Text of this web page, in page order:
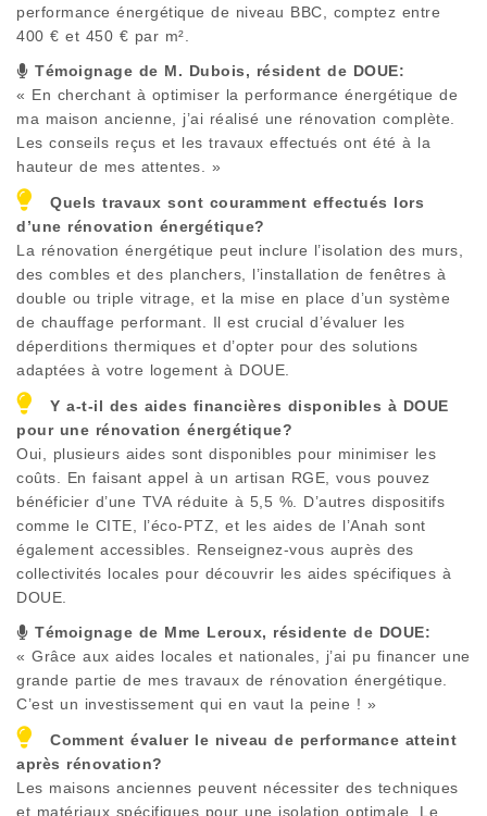
performance énergétique de niveau BBC, comptez entre
400 € et 450 € par m².
Témoignage de M. Dubois, résident de DOUE:
« En cherchant à optimiser la performance énergétique de
ma maison ancienne, j’ai réalisé une rénovation complète.
Les conseils reçus et les travaux effectués ont été à la
hauteur de mes attentes. »
Quels travaux sont couramment effectués lors
d’une rénovation énergétique?
La rénovation énergétique peut inclure l’isolation des murs,
des combles et des planchers, l’installation de fenêtres à
double ou triple vitrage, et la mise en place d’un système
de chauffage performant. Il est crucial d’évaluer les
déperditions thermiques et d’opter pour des solutions
adaptées à votre logement à DOUE
Y a-t-il des aides financières disponibles à DOUE
pour une rénovation énergétique?
Oui, plusieurs aides sont disponibles pour minimiser les
coûts. En faisant appel à un artisan RGE, vous pouvez
bénéficier d’une TVA réduite à 5,5 %. D’autres dispositifs
comme le CITE, l’éco-PTZ, et les aides de l’Anah sont
également accessibles. Renseignez-vous auprès des
collectivités locales pour découvrir les aides spécifiques à
DOUE
Témoignage de Mme Leroux, résidente de DOUE:
« Grâce aux aides locales et nationales, j’ai pu financer une
grande partie de mes travaux de rénovation énergétique.
C’est un investissement qui en vaut la peine ! »
Comment évaluer le niveau de performance atteint
après rénovation?
Les maisons anciennes peuvent nécessiter des techniques
et matériaux spécifiques pour une isolation optimale. Le